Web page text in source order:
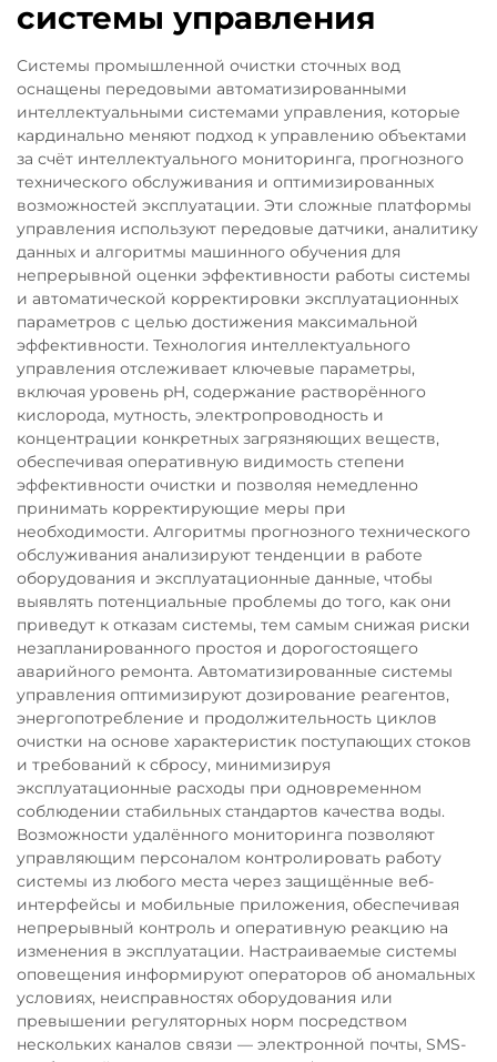
системы управления
Системы промышленной очистки сточных вод
оснащены передовыми автоматизированными
интеллектуальными системами управления, которые
кардинально меняют подход к управлению объектами
за счёт интеллектуального мониторинга, прогнозного
технического обслуживания и оптимизированных
возможностей эксплуатации. Эти сложные платформы
управления используют передовые датчики, аналитику
данных и алгоритмы машинного обучения для
непрерывной оценки эффективности работы системы
и автоматической корректировки эксплуатационных
параметров с целью достижения максимальной
эффективности. Технология интеллектуального
управления отслеживает ключевые параметры,
включая уровень pH, содержание растворённого
кислорода, мутность, электропроводность и
концентрации конкретных загрязняющих веществ,
обеспечивая оперативную видимость степени
эффективности очистки и позволяя немедленно
принимать корректирующие меры при
необходимости. Алгоритмы прогнозного технического
обслуживания анализируют тенденции в работе
оборудования и эксплуатационные данные, чтобы
выявлять потенциальные проблемы до того, как они
приведут к отказам системы, тем самым снижая риски
незапланированного простоя и дорогостоящего
аварийного ремонта. Автоматизированные системы
управления оптимизируют дозирование реагентов,
энергопотребление и продолжительность циклов
очистки на основе характеристик поступающих стоков
и требований к сбросу, минимизируя
эксплуатационные расходы при одновременном
соблюдении стабильных стандартов качества воды.
Возможности удалённого мониторинга позволяют
управляющим персоналом контролировать работу
системы из любого места через защищённые веб-
интерфейсы и мобильные приложения, обеспечивая
непрерывный контроль и оперативную реакцию на
изменения в эксплуатации. Настраиваемые системы
оповещения информируют операторов об аномальных
условиях, неисправностях оборудования или
превышении регуляторных норм посредством
нескольких каналов связи — электронной почты, SMS-